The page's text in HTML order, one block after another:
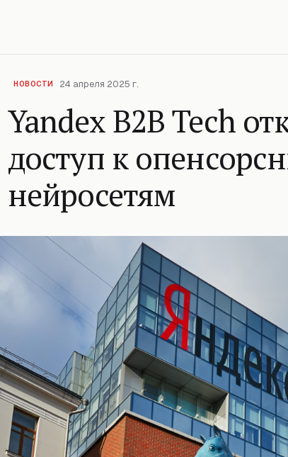
НОВОСТИ 24 апреля 2025 г.
Yandex B2B Tech
доступ к
нейросетям